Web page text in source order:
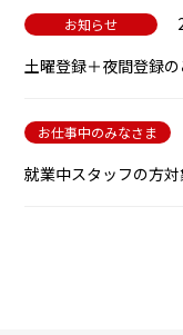
お知らせ
土曜登録＋夜間登録
お仕事中のみなさま
就業中スタッフの方